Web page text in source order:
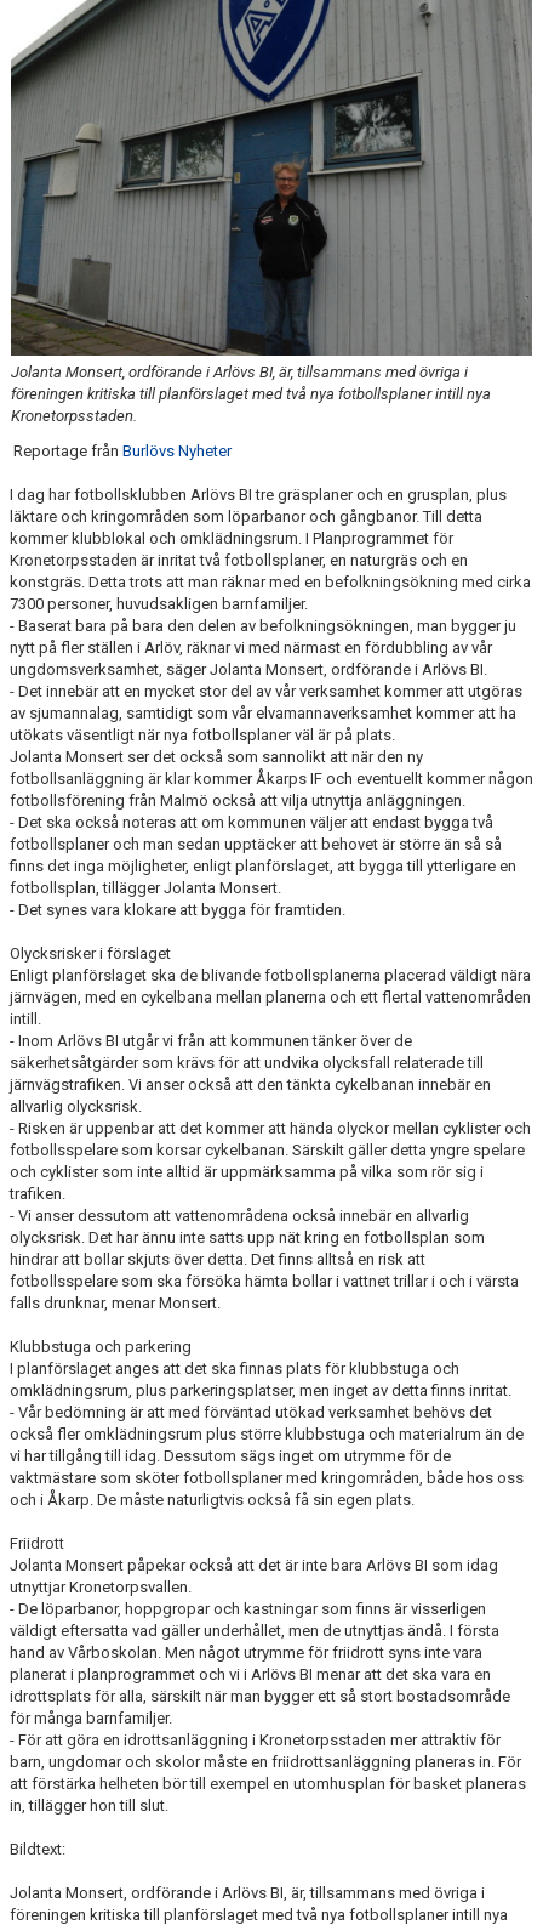
KALENDER
GDPR
MATCHER
VÅRA KLUBBKLÄDER
HITTA HIT
Jolanta Monsert, ordförande i Arlövs BI, är, tillsammans med övriga i
föreningen kritiska till planförslaget med två nya fotbollsplaner intill nya
Kronetorpsstaden.
Reportage från Burlövs Nyheter
I dag har fotbollsklubben Arlövs BI tre gräsplaner och en grusplan, plus
läktare och kringområden som löparbanor och gångbanor. Till detta
kommer klubblokal och omklädningsrum. I Planprogrammet för
Kronetorpsstaden är inritat två fotbollsplaner, en naturgräs och en
konstgräs. Detta trots att man räknar med en befolkningsökning med cirka
7300 personer, huvudsakligen barnfamiljer.
- Baserat bara på bara den delen av befolkningsökningen, man bygger ju
nytt på fler ställen i Arlöv, räknar vi med närmast en fördubbling av vår
ungdomsverksamhet, säger Jolanta Monsert, ordförande i Arlövs BI.
- Det innebär att en mycket stor del av vår verksamhet kommer att utgöras
av sjumannalag, samtidigt som vår elvamannaverksamhet kommer att ha
utökats väsentligt när nya fotbollsplaner väl är på plats.
Jolanta Monsert ser det också som sannolikt att när den ny
fotbollsanläggning är klar kommer Åkarps IF och eventuellt kommer någon
fotbollsförening från Malmö också att vilja utnyttja anläggningen.
- Det ska också noteras att om kommunen väljer att endast bygga två
fotbollsplaner och man sedan upptäcker att behovet är större än så så
finns det inga möjligheter, enligt planförslaget, att bygga till ytterligare en
fotbollsplan, tillägger Jolanta Monsert.
- Det synes vara klokare att bygga för framtiden.
Olycksrisker i förslaget
Enligt planförslaget ska de blivande fotbollsplanerna placerad väldigt nära
järnvägen, med en cykelbana mellan planerna och ett flertal vattenområden
intill.
- Inom Arlövs BI utgår vi från att kommunen tänker över de
säkerhetsåtgärder som krävs för att undvika olycksfall relaterade till
järnvägstrafiken. Vi anser också att den tänkta cykelbanan innebär en
allvarlig olycksrisk.
- Risken är uppenbar att det kommer att hända olyckor mellan cyklister och
fotbollsspelare som korsar cykelbanan. Särskilt gäller detta yngre spelare
och cyklister som inte alltid är uppmärksamma på vilka som rör sig i
trafiken.
- Vi anser dessutom att vattenområdena också innebär en allvarlig
olycksrisk. Det har ännu inte satts upp nät kring en fotbollsplan som
hindrar att bollar skjuts över detta. Det finns alltså en risk att
fotbollsspelare som ska försöka hämta bollar i vattnet trillar i och i värsta
falls drunknar, menar Monsert.
Klubbstuga och parkering
I planförslaget anges att det ska finnas plats för klubbstuga och
omklädningsrum, plus parkeringsplatser, men inget av detta finns inritat.
- Vår bedömning är att med förväntad utökad verksamhet behövs det
också fler omklädningsrum plus större klubbstuga och materialrum än de
vi har tillgång till idag. Dessutom sägs inget om utrymme för de
vaktmästare som sköter fotbollsplaner med kringområden, både hos oss
och i Åkarp. De måste naturligtvis också få sin egen plats.
Friidrott
Jolanta Monsert påpekar också att det är inte bara Arlövs BI som idag
utnyttjar Kronetorpsvallen.
- De löparbanor, hoppgropar och kastningar som finns är visserligen
väldigt eftersatta vad gäller underhållet, men de utnyttjas ändå. I första
hand av Vårboskolan. Men något utrymme för friidrott syns inte vara
planerat i planprogrammet och vi i Arlövs BI menar att det ska vara en
idrottsplats för alla, särskilt när man bygger ett så stort bostadsområde
för många barnfamiljer.
- För att göra en idrottsanläggning i Kronetorpsstaden mer attraktiv för
barn, ungdomar och skolor måste en friidrottsanläggning planeras in. För
att förstärka helheten bör till exempel en utomhusplan för basket planeras
in, tillägger hon till slut.
Bildtext:
Jolanta Monsert, ordförande i Arlövs BI, är, tillsammans med övriga i
föreningen kritiska till planförslaget med två nya fotbollsplaner intill nya